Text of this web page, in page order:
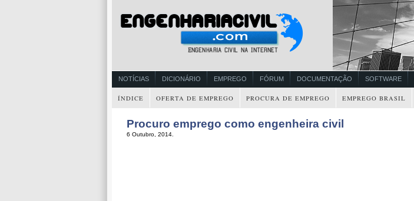
NOTÍCIAS DICIONÁRIO EMPREGO FÓRUM DOCUMENTAÇÃO SOFTWARE
ÍNDICE OFERTA DE EMPREGO PROCURA DE EMPREGO EMPREGO BRASIL
Procuro emprego como engenheira civil
6 Outubro, 2014.